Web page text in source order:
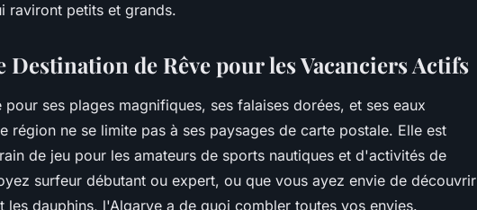
raviront petits et grands.
Destination de Rêve pour les Vacanciers Actifs
pour ses plages magnifiques, ses falaises dorées, et ses eaux
région ne se limite pas à ses paysages de carte postale. Elle est
de jeu pour les amateurs de sports nautiques et d'activités de
surfeur débutant ou expert, ou que vous ayez envie de découvrir
les dauphins, l'Algarve a de quoi combler toutes vos envies.